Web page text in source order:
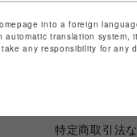
特定商取引法
into a foreign
automatic translation
any responsibility for any